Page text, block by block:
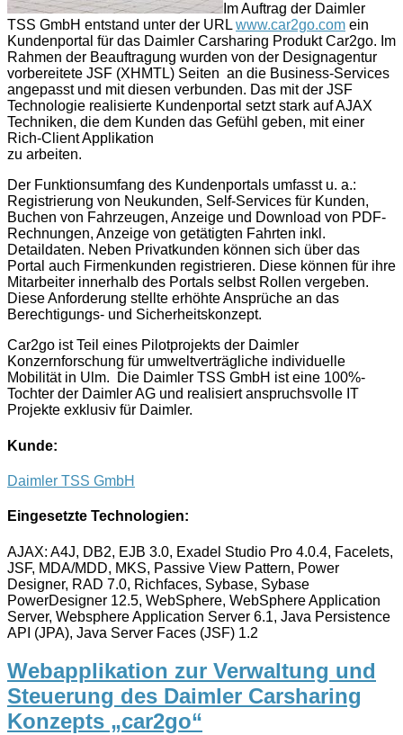
Im Auftrag der Daimler
TSS GmbH entstand unter der URLwww.car2go.com ein
Kundenportal für das Daimler Carsharing Produkt Car2go. Im
Rahmen der Beauftragung wurden von der Designagentur
vorbereitete JSF (XHMTL) Seiten an die Business-Services
angepasst und mit diesen verbunden. Das mit der JSF
Technologie realisierte Kundenportal setzt stark auf AJAX
Techniken, die dem Kunden das Gefühl geben, mit einer
Rich-Client Applikation
zu arbeiten.
Der Funktionsumfang des Kundenportals umfasst u. a.:
Registrierung von Neukunden, Self-Services für Kunden,
Buchen von Fahrzeugen, Anzeige und Download von PDF-
Rechnungen, Anzeige von getätigten Fahrten inkl.
Detaildaten. Neben Privatkunden können sich über das
Portal auch Firmenkunden registrieren. Diese können für ihre
Mitarbeiter innerhalb des Portals selbst Rollen vergeben.
Diese Anforderung stellte erhöhte Ansprüche an das
Berechtigungs- und Sicherheitskonzept.
Car2go ist Teil eines Pilotprojekts der Daimler
Konzernforschung für umweltverträgliche individuelle
Mobilität in Ulm. Die Daimler TSS GmbH ist eine 100%-
Tochter der Daimler AG und realisiert anspruchsvolle IT
Projekte exklusiv für Daimler.
Kunde:
Daimler TSS GmbH
Eingesetzte Technologien:
AJAX: A4J, DB2, EJB 3.0, Exadel Studio Pro 4.0.4, Facelets,
JSF, MDA/MDD, MKS, Passive View Pattern, Power
Designer, RAD 7.0, Richfaces, Sybase, Sybase
PowerDesigner 12.5, WebSphere, WebSphere Application
Server, Websphere Application Server 6.1, Java Persistence
API (JPA), Java Server Faces (JSF) 1.2
Webapplikation zur Verwaltung und
Steuerung des Daimler Carsharing
Konzepts „car2go“